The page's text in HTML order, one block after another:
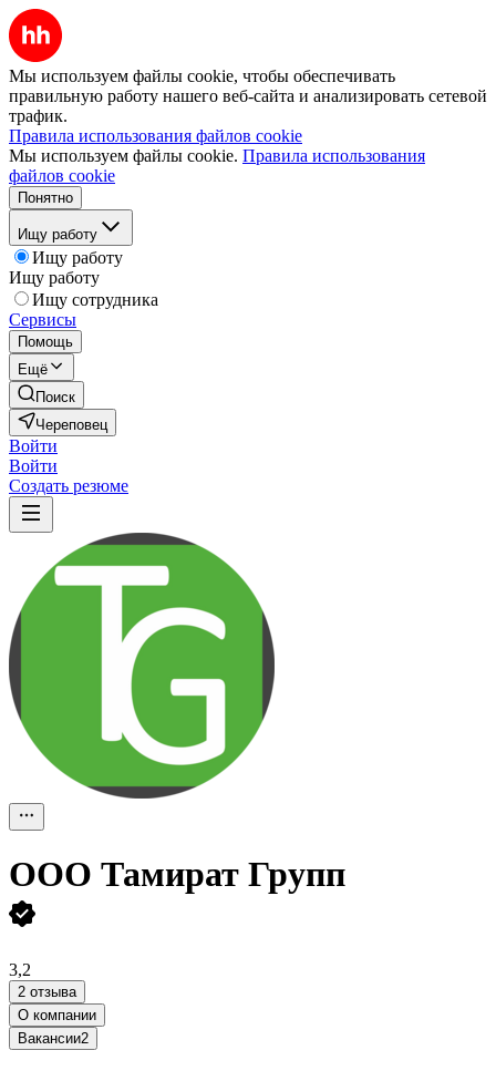
Мы используем файлы cookie, чтобы обеспечивать
правильную работу нашего веб-сайта и анализировать сетевой
трафик.
Правила использования файлов cookie
Мы используем файлы cookie. Правила использования
файлов cookie
Понятно
Ищу работу
Ищу работу
Ищу работу
Ищу сотрудника
Сервисы
Помощь
Ещё
Поиск
Череповец
Войти
Войти
Создать резюме
ООО Тамират Групп
3,2
2 отзыва
О компании
Вакансии2